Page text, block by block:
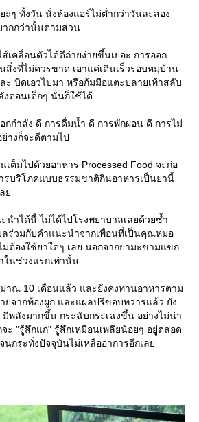
ะๆ ทั้งวัน นั่งห้องแอร์ไม่ต่ำกว่าวันละสอง
ากกว่านั้นตามส่วน
เคลื่อนตัวได้ดีถ่ายง่ายขึ้นเยอะ การออก
สิ่งที่ไม่ควรขาด เอาแค่เดินเร็วรอบหมุ่บ้าน
ะ บิดเอวไปมา หรือก้มมือแตะปลายเท้าสลับ
งตอนเด็กๆ นั่นก็ใช้ได้
กกำลัง ดี การดื่มน้ำ ดี การพักผ่อน ดี การไม่
างก็จะดีตามไป
ต็มไปด้วยอาหาร Processed Food จะก่อ
รบริโภคแบบธรรมชาติกินอาหารเป็นยานี้
ล
ำได้นี้ ไม่ได้ไปโรงพยาบาลเลยด้วยซ้ำ
ลร่วมกับคำแนะนำจากเพื่อนที่เป็นคุณหมอ
องใช้ยาใดๆ เลย นอกจากยามะขามแขก
ในช่วงแรกเท่านั้น
าณ 10 เดือนแล้ว และยังคงทานอาหารตาม
ยจากท้องผูก และแผลปริขอบทวารแล้ว ยัง
พลังมากขึ้น กระฉับกระเฉงขึ้น อย่างไม่น่า
ะ "รู้สึกแก่" รู้สึกเหมือนเพลียน้อยๆ อยู่ตลอด
นกระทั่งปัจจุบันไม่เหลืออาการอีกเล